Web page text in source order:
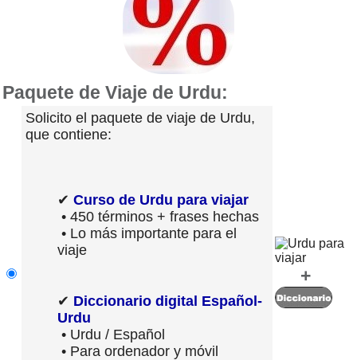
Paquete de Viaje de Urdu:
Solicito el paquete de viaje de Urdu,
que contiene:
✔ Curso de Urdu para viajar
• 450 términos + frases hechas
• Lo más importante para el
viaje
✔ Diccionario digital Español-
Urdu
• Urdu / Español
• Para ordenador y móvil
+